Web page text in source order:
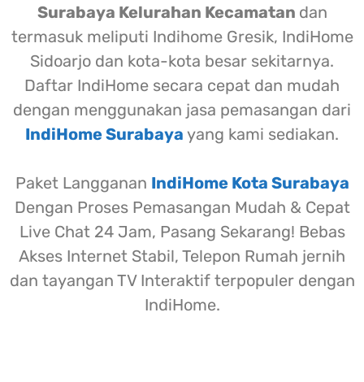
Surabaya Kelurahan Kecamatan dan
termasuk meliputi Indihome Gresik, IndiHome
Sidoarjo dan kota-kota besar sekitarnya.
Daftar IndiHome secara cepat dan mudah
dengan menggunakan jasa pemasangan dari
IndiHome Surabaya yang kami sediakan.
Paket Langganan IndiHome Kota Surabaya
Dengan Proses Pemasangan Mudah & Cepat
Live Chat 24 Jam, Pasang Sekarang! Bebas
Akses Internet Stabil, Telepon Rumah jernih
dan tayangan TV Interaktif terpopuler dengan
IndiHome.